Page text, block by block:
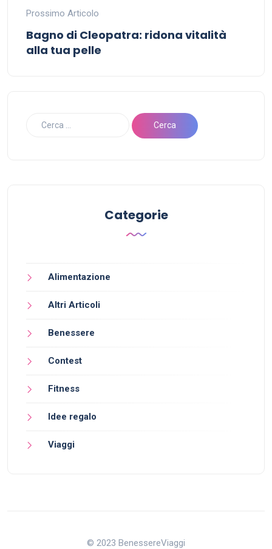
Prossimo Articolo
Bagno di Cleopatra: ridona vitalità
alla tua pelle
Categorie
Alimentazione
Altri Articoli
Benessere
Contest
Fitness
Idee regalo
Viaggi
© 2023 BenessereViaggi